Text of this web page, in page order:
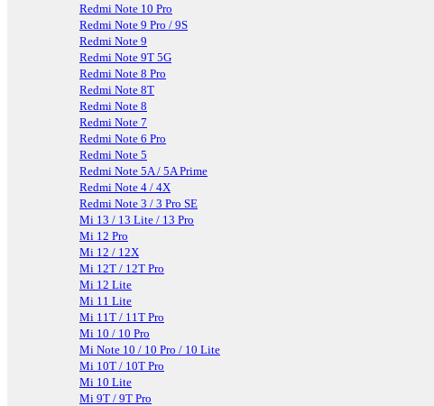
Redmi Note 10 Pro
Redmi Note 9 Pro / 9S
Redmi Note 9
Redmi Note 9T 5G
Redmi Note 8 Pro
Redmi Note 8T
Redmi Note 8
Redmi Note 7
Redmi Note 6 Pro
Redmi Note 5
Redmi Note 5A / 5A Prime
Redmi Note 4 / 4X
Redmi Note 3 / 3 Pro SE
Mi 13 / 13 Lite / 13 Pro
Mi 12 Pro
Mi 12 / 12X
Mi 12T / 12T Pro
Mi 12 Lite
Mi 11 Lite
Mi 11T / 11T Pro
Mi 10 / 10 Pro
Mi Note 10 / 10 Pro / 10 Lite
Mi 10T / 10T Pro
Mi 10 Lite
Mi 9T / 9T Pro